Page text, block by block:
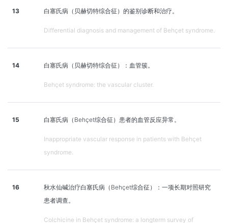
13 白塞氏病（贝赫切特综合征）的鉴别诊断和治疗。
Differential diagnosis and management of Behçet syndrome.
14 白塞氏病（贝赫切特综合征）：血管簇。
Behçet syndrome: the vascular cluster.
15 白塞氏病（Behçet综合征）患者的血管反应异常。
Inappropriate vascular response in patients with Behçet
syndrome.
16
秋水仙碱治疗白塞氏病（Behçet综合征）：一项长期对照研究
患者调查。
Colchicine in Behçet syndrome: a longterm survey of